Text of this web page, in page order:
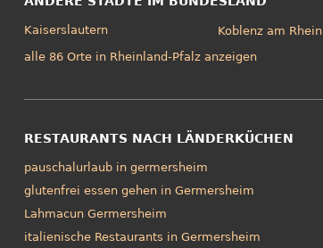
Kaiserslautern Koblenz am Rhein
alle 86 Orte in Rheinland-Pfalz anzeigen
RESTAURANTS NACH LÄNDERKÜCHEN
pauschalurlaub in germersheim
glutenfrei essen gehen in Germersheim
Lahmacun Germersheim
italienische Restaurants in Germersheim